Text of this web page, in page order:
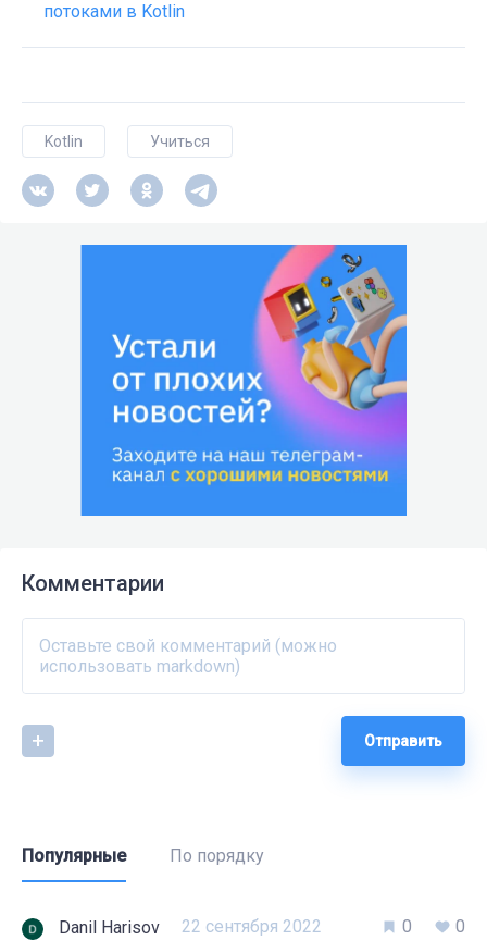
потоками в Kotlin
Kotlin Учиться
Комментарии
Отправить
Популярные По порядку
Danil Harisov 22 сентября 2022 0
0